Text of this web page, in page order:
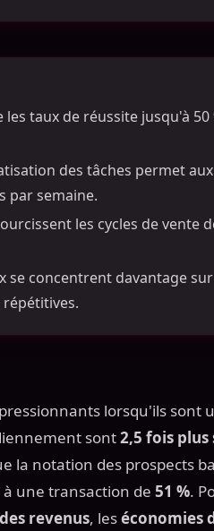
les taux de réussite jusqu'à
des tâches permet
par semaine.
les cycles de vente
se concentrent davantage
lorsqu'ils sont
sont2,5 fois plus
la notation des prospects
une transaction de 51 %.
revenus, leséconomies